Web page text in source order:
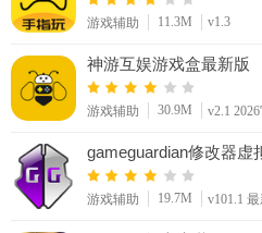
游戏辅助 11.3M v1.3
神游互娱游戏盒最新版
游戏辅助 30.9M v2.1
gameguardian修改器虚
游戏辅助 19.7M v101.1